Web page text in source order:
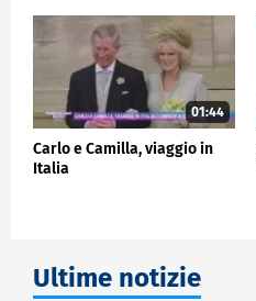
01:44
Carlo e Camilla, viaggio in
Italia
Ultime notizie